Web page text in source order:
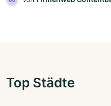
Top Städte